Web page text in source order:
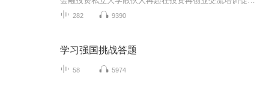
282 9390
学习强国挑战答题
58 5974